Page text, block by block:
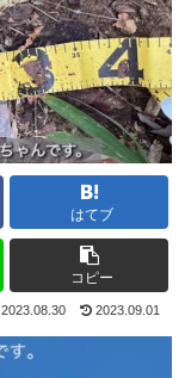
はてブ
コピー
2023.08.30 2023.09.01